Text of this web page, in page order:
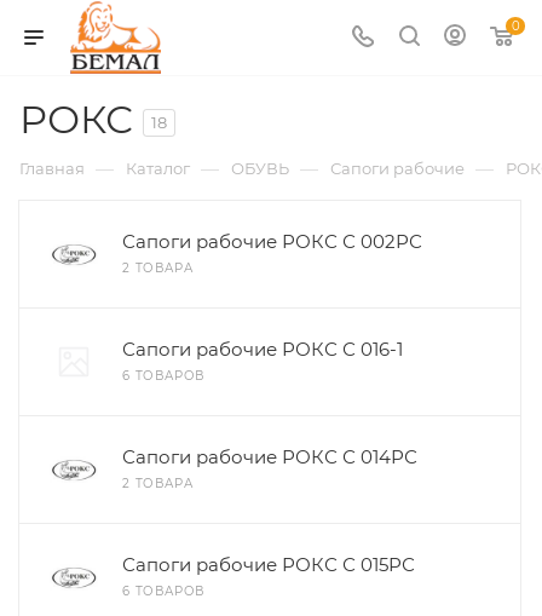
0
РОКС 18
Главная — Каталог — ОБУВЬ — Сапоги рабочие —
Сапоги рабочие РОКС С 002РС
2 ТОВАРА
Сапоги рабочие РОКС С 016-1
6 ТОВАРОВ
Сапоги рабочие РОКС С 014РС
2 ТОВАРА
Сапоги рабочие РОКС С 015РС
6 ТОВАРОВ